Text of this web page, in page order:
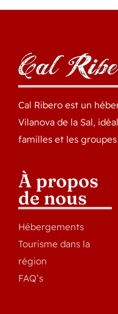
Cal Ribero est un
Vilanova de la Sal,
familles et les groupes
À propos
de nous
Hébergements
Tourisme dans la
région
FAQ’s